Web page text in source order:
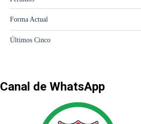
Canal de WhatsApp